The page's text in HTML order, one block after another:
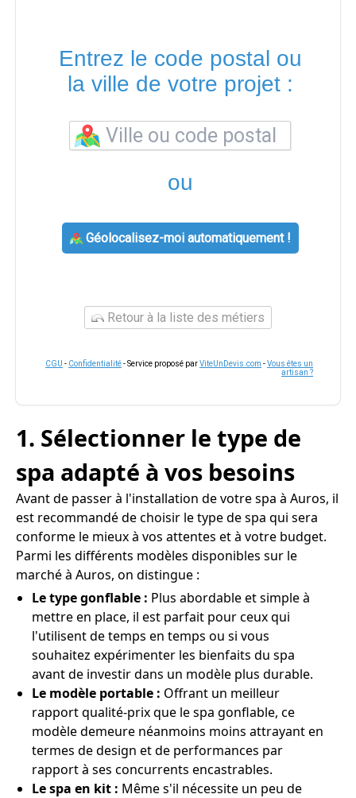
Entrez le code postal ou
la ville de votre projet :
ou
Géolocalisez-moi automatiquement !
Retour à la liste des métiers
CGU - Confidentialité- Service proposé parViteUnDevis.com -Vous êtes un
artisan ?
1. Sélectionner le type de
spa adapté à vos besoins
Avant de passer à l'installation de votre spa à Auros, il
est recommandé de choisir le type de spa qui sera
conforme le mieux à vos attentes et à votre budget.
Parmi les différents modèles disponibles sur le
marché à Auros, on distingue :
Le type gonflable : Plus abordable et simple à
mettre en place, il est parfait pour ceux qui
l'utilisent de temps en temps ou si vous
souhaitez expérimenter les bienfaits du spa
avant de investir dans un modèle plus durable.
Le modèle portable : Offrant un meilleur
rapport qualité-prix que le spa gonflable, ce
modèle demeure néanmoins moins attrayant en
termes de design et de performances par
rapport à ses concurrents encastrables.
Le spa en kit : Même s'il nécessite un peu de